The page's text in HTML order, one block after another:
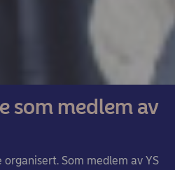
som medlem av
Som medlem av YS